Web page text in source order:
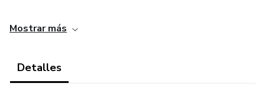
Aqui, o foco é consistência, escolhas inteligentes e
O Protocolo Natural foi pensado para qualquer pessoa que
Mostrar más
Detalles